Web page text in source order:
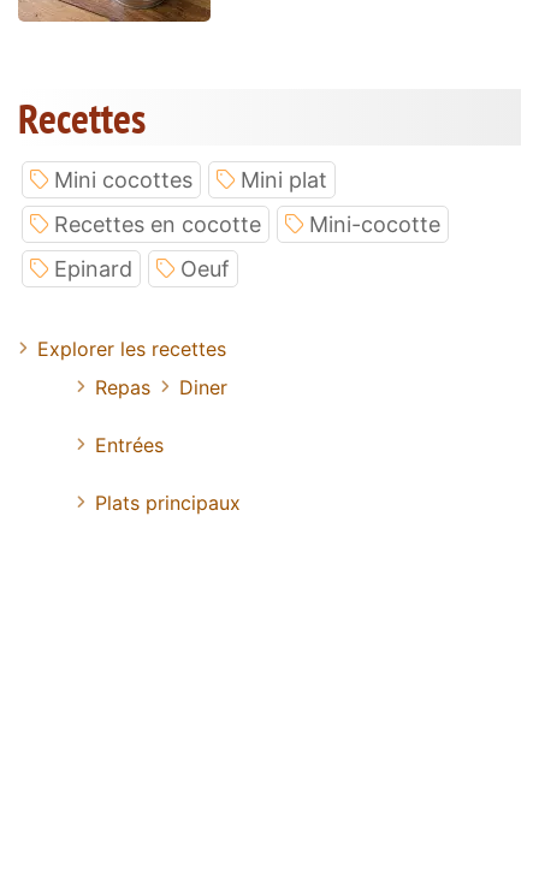
Recettes
Mini cocottes
Mini plat
Recettes en cocotte
Mini-cocotte
Epinard
Oeuf
Explorer les recettes
Repas
Diner
Entrées
Plats principaux